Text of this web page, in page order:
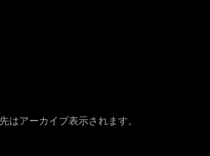
はアーカイブ表示されます。